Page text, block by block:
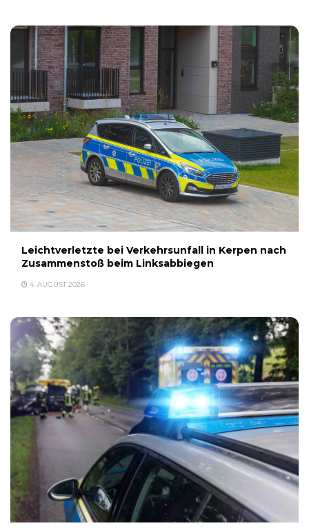
Leichtverletzte bei Verkehrsunfall in Kerpen nach
Zusammenstoß beim Linksabbiegen
4. AUGUST 2026